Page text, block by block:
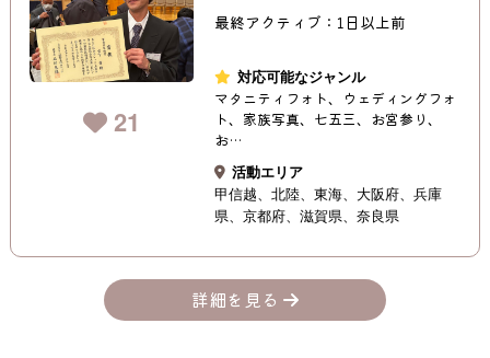
21
最終アクティブ：1日以上前
対応可能なジャンル
マタニティフォト、ウェディングフォ
ト、家族写真、七五三、お宮参り、
お…
活動エリア
甲信越
北陸 東海 大阪府
兵庫
県
京都府 滋賀県 奈良県
詳細を見る